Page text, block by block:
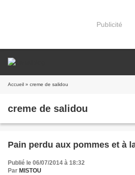
Publicité
Accueil » creme de salidou
creme de salidou
Pain perdu aux pommes et à
Publié le 06/07/2014 à 18:32
Par MISTOU